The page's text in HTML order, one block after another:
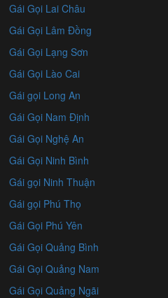
Gái Gọi Lai Châu
Gái Gọi Lâm Đồng
Gái Gọi Lạng Sơn
Gái Gọi Lào Cai
Gái gọi Long An
Gái Gọi Nam Định
Gái Gọi Nghệ An
Gái Gọi Ninh Bình
Gái gọi Ninh Thuận
Gái gọi Phú Thọ
Gái Gọi Phú Yên
Gái Gọi Quảng Bình
Gái Gọi Quảng Nam
Gái Gọi Quảng Ngãi